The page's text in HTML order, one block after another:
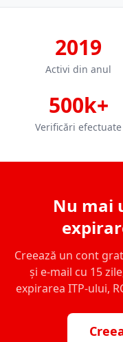
2019
Activi din anul
500k+
Verificări efectuate
Nu mai
Creează un cont
și e-mail cu 15
expirarea ITP-ului,